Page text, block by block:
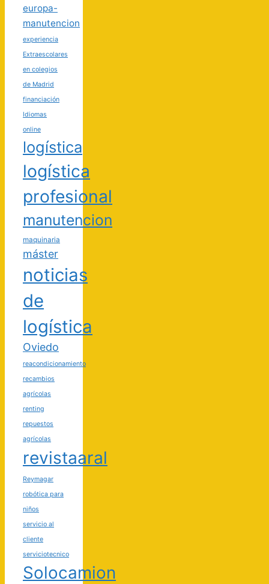
europa-
manutencion
experiencia
Extraescolares
en colegios
de Madrid
financiación
Idiomas
online
logística
logística
profesional
manutencion
maquinaria
máster
noticias
de
logística
Oviedo
reacondicionamiento
recambios
agrícolas
renting
repuestos
agrícolas
revistaaral
Reymagar
robótica para
niños
servicio al
cliente
serviciotecnico
Solocamion